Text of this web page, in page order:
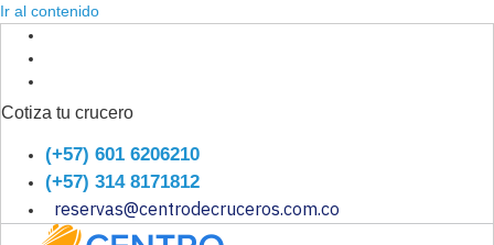
Ir al contenido
Cotiza tu crucero
(+57) 601 6206210
(+57) 314 8171812
reservas@centrodecruceros.com.co